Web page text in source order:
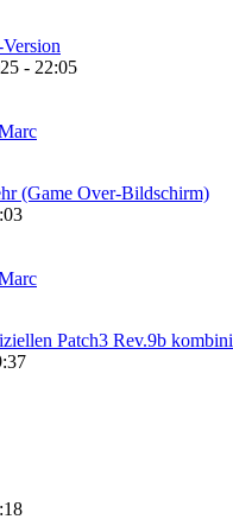
- 22:05
(Game Over-Bildschirm)
Patch3 Rev.9b